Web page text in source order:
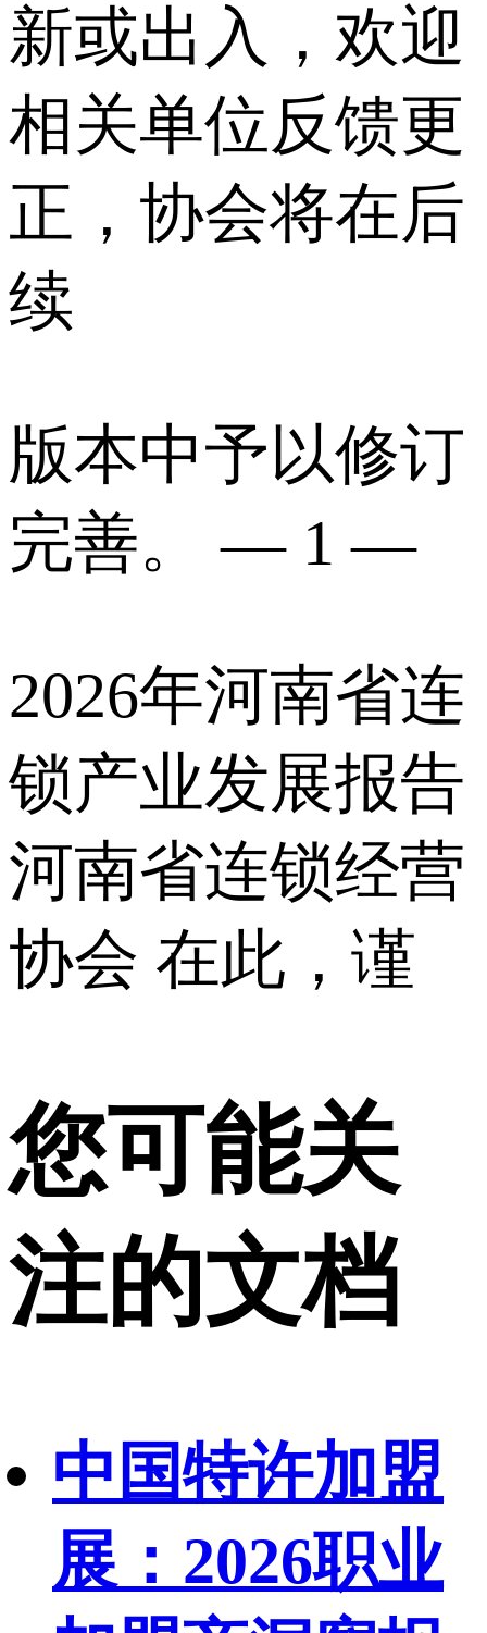
新或出入，欢迎
相关单位反馈更
正，协会将在后
续
版本中予以修订
完善。 — 1 —
2026年河南省连
锁产业发展报告
河南省连锁经营
协会 在此，谨
您可能关
注的文档
中国特许加盟
展：2026职业